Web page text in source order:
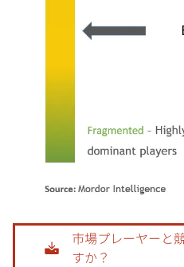
画像 © Mordor Intelligence。再利用に